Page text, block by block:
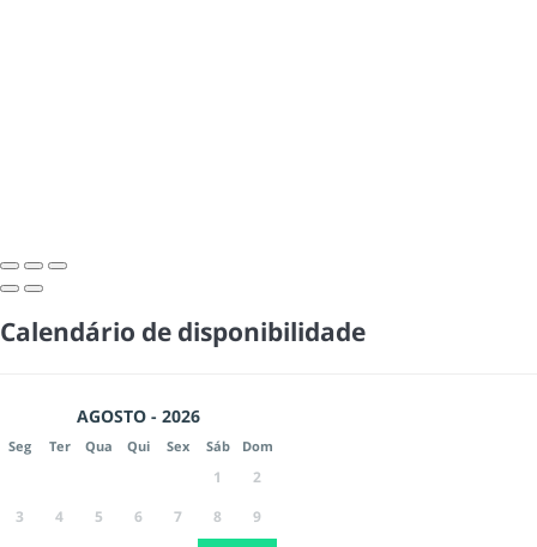
Calendário de disponibilidade
AGOSTO - 2026
Seg Ter Qua Qui Sex Sáb Dom
1
2
3
4 5 6 7 8 9